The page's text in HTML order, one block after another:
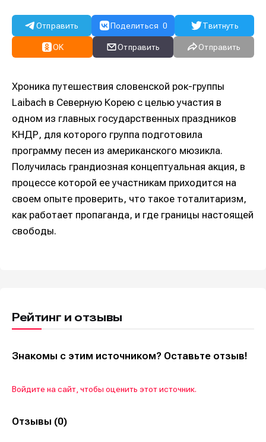
Отправить Поделиться 0 Твитнуть
OK Отправить Отправить
Хроника путешествия словенской рок-группы
Laibach в Северную Корею с целью участия в
одном из главных государственных праздников
КНДР, для которого группа подготовила
программу песен из американского мюзикла.
Получилась грандиозная концептуальная акция, в
процессе которой ее участникам приходится на
своем опыте проверить, что такое тоталитаризм,
как работает пропаганда, и где границы настоящей
свободы.
Рейтинг и отзывы
Знакомы с этим источником? Оставьте отзыв!
Войдите на сайт, чтобы оценить этот источник.
Отзывы (0)